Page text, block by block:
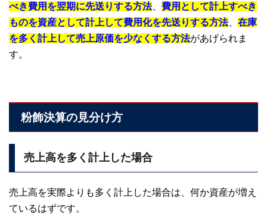
べき費用を翌期に先送りする方法、 費用として計上すべき
ものを資産として計上して費用化を先送りする方法、 在庫
を多く計上して売上原価を少なくする方法があげられま
す。
粉飾決算の見分け方
売上高を多く計上した場合
売上高を実際よりも多く計上した場合は、何か資産が増え
ているはずです。